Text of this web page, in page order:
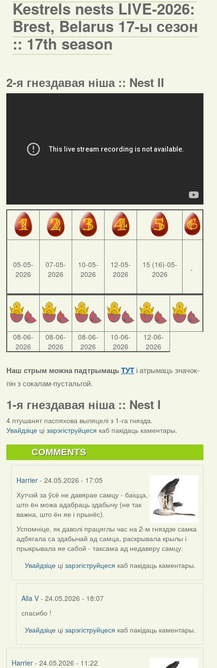
Kestrels nests LIVE-2026:
Brest, Belarus 17-ы сезон
:: 17th season
2-я гнездавая ніша :: Nest II
05-05-
2026
07-05-
2026
10-05-
2026
12-05-
2026
15 (16)-05-
2026
-
08-06-
2026
08-06-
2026
08-06-
2026
10-06-
2026
12-06-
2026
Наш стрым можна падтрымаць ТУТ і атрымаць значок-
пін з сокалам-пустальгой.
1-я гнездавая ніша :: Nest I
4 птушанят паспяхова выляцелі з 1-га гнязда.
Увайдзіцеці зарэгіструйцеся каб пакідаць каментары.
COMMENTS
Harrier - 24.05.2026 - 17:05
In
reply
to
by
Alla
V
Хутчэй за ўсё не давярае самцу - баіцца,
што ён можа адабраць здабычу (не так
важна, што ён яе і прынёс).
Успомніце, як даволі працяглы час на 2-м гняздзе самка
адбягала са здабычай ад самца, раскрывала крылы і
прыкрывала яе сабой - таксама ад недаверу самцу.
Увайдзіце цізарэгіструйцеся каб пакідаць каментары.
Alla V - 24.05.2026 - 18:07
In
reply
by
спасибо !
Увайдзіце цізарэгіструйцеся каб пакідаць каментары.
Harrier- 24.05.2026 - 11:22